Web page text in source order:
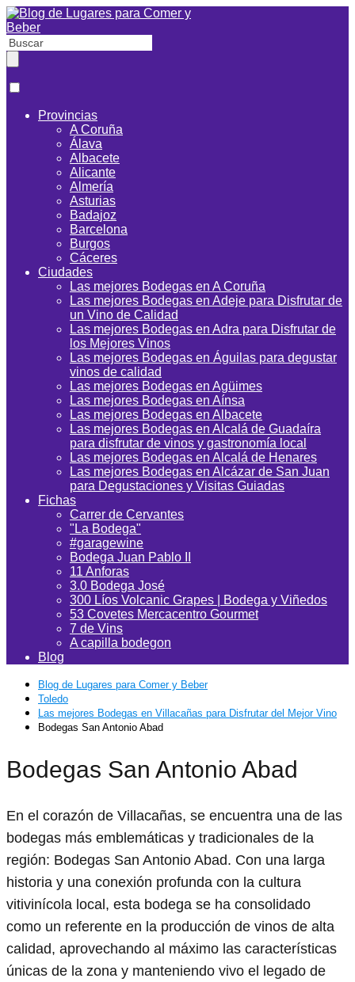
Provincias
A Coruña
Álava
Albacete
Alicante
Almería
Asturias
Badajoz
Barcelona
Burgos
Cáceres
Ciudades
Las mejores Bodegas en A Coruña
Las mejores Bodegas en Adeje para Disfrutar de
un Vino de Calidad
Las mejores Bodegas en Adra para Disfrutar de
los Mejores Vinos
Las mejores Bodegas en Águilas para degustar
vinos de calidad
Las mejores Bodegas en Agüimes
Las mejores Bodegas en Aínsa
Las mejores Bodegas en Albacete
Las mejores Bodegas en Alcalá de Guadaíra
para disfrutar de vinos y gastronomía local
Las mejores Bodegas en Alcalá de Henares
Las mejores Bodegas en Alcázar de San Juan
para Degustaciones y Visitas Guiadas
Fichas
Carrer de Cervantes
"La Bodega"
#garagewine
Bodega Juan Pablo II
11 Anforas
3.0 Bodega José
300 Líos Volcanic Grapes | Bodega y Viñedos
53 Covetes Mercacentro Gourmet
7 de Vins
A capilla bodegon
Blog
Blog de Lugares para Comer y Beber
Toledo
Las mejores Bodegas en Villacañas para Disfrutar del Mejor Vino
Bodegas San Antonio Abad
Bodegas San Antonio Abad
En el corazón de Villacañas, se encuentra una de las
bodegas más emblemáticas y tradicionales de la
región: Bodegas San Antonio Abad. Con una larga
historia y una conexión profunda con la cultura
vitivinícola local, esta bodega se ha consolidado
como un referente en la producción de vinos de alta
calidad, aprovechando al máximo las características
únicas de la zona y manteniendo vivo el legado de